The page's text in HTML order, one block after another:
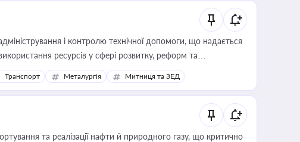
і контролю технічної допомоги, що надається
ресурсів у сфері розвитку, реформ та
Транспорт Металургія Митниця та ЗЕД
та реалізації нафти й природного газу, що критично